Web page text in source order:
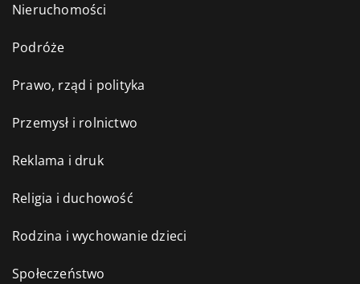
Nieruchomości
Podróże
Prawo, rząd i polityka
Przemysł i rolnictwo
Reklama i druk
Religia i duchowość
Rodzina i wychowanie dzieci
Społeczeństwo